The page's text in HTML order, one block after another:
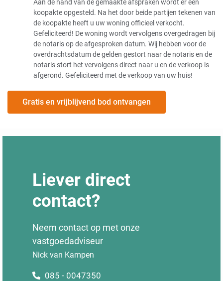
Aan de hand van de gemaakte afspraken wordt er een
koopakte opgesteld. Na het door beide partijen tekenen van
de koopakte heeft u uw woning officieel verkocht.
Gefeliciteerd! De woning wordt vervolgens overgedragen bij
de notaris op de afgesproken datum. Wij hebben voor de
overdrachtsdatum de gelden gestort naar de notaris en de
notaris stort het vervolgens direct naar u en de verkoop is
afgerond. Gefeliciteerd met de verkoop van uw huis!
Gratis en vrijblijvend bod ontvangen
Liever direct
contact?
Neem contact op met onze
vastgoedadviseur
Nick van Kampen
085 - 0047350